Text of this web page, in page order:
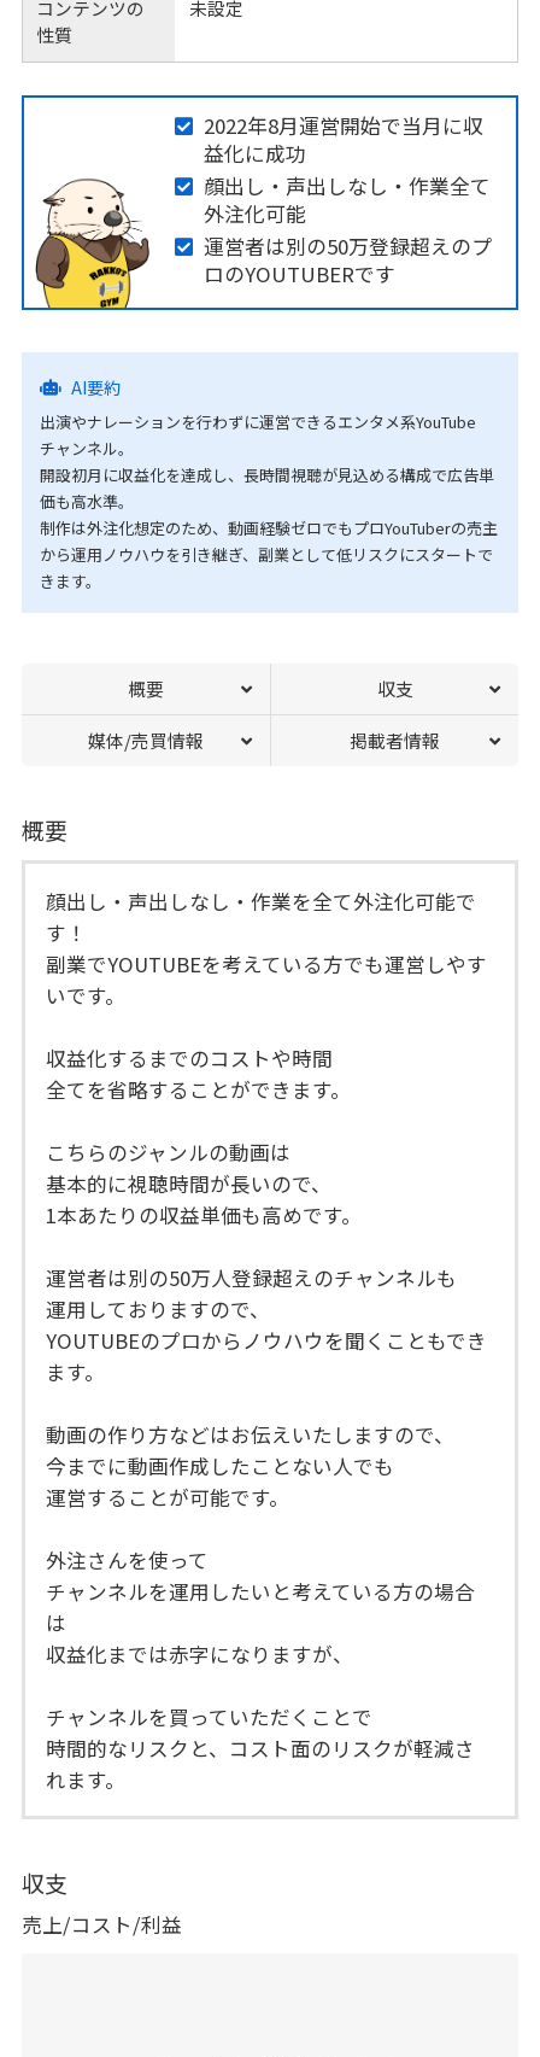
コンテンツの
性質
未設定
2022年8月運営開始で当月に収
益化に成功
顔出し・声出しなし・作業全て
外注化可能
運営者は別の50万登録超えのプ
ロのYOUTUBERです
AI要約
出演やナレーションを行わずに運営できるエンタメ系YouTube
チャンネル。
開設初月に収益化を達成し、長時間視聴が見込める構成で広告単
価も高水準。
制作は外注化想定のため、動画経験ゼロでもプロYouTuberの売主
から運用ノウハウを引き継ぎ、副業として低リスクにスタートで
きます。
概要 収支
媒体/売買情報 掲載者情報
概要
顔出し・声出しなし・作業を全て外注化可能で
す！
副業でYOUTUBEを考えている方でも運営しやす
いです。
収益化するまでのコストや時間
全てを省略することができます。
こちらのジャンルの動画は
基本的に視聴時間が長いので、
1本あたりの収益単価も高めです。
運営者は別の50万人登録超えのチャンネルも
運用しておりますので、
YOUTUBEのプロからノウハウを聞くこともでき
ます。
動画の作り方などはお伝えいたしますので、
今までに動画作成したことない人でも
運営することが可能です。
外注さんを使って
チャンネルを運用したいと考えている方の場合
は
収益化までは赤字になりますが、
チャンネルを買っていただくことで
時間的なリスクと、コスト面のリスクが軽減さ
れます。
収支
売上/コスト/利益